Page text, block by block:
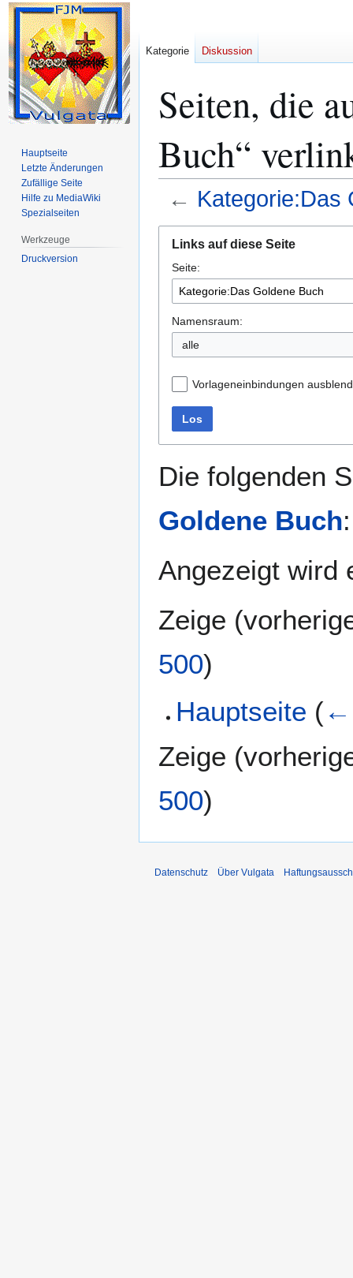
Seiten, die
Buch“
← Kategorie:Das
Navigation
springen
Suche
springen
Links auf diese Seite
Seite:
Namensraum:
alle
Vorlageneinbindungen
Los
Die folgenden
Goldene Buch:
Angezeigt wird
Zeige (
500)
Hauptseite (←
Zeige (
500)
Kategorie Diskussion
Hauptseite
Letzte Änderungen
Zufällige Seite
Hilfe zu MediaWiki
Spezialseiten
Werkzeuge
Druckversion
Datenschutz Über Vulgata